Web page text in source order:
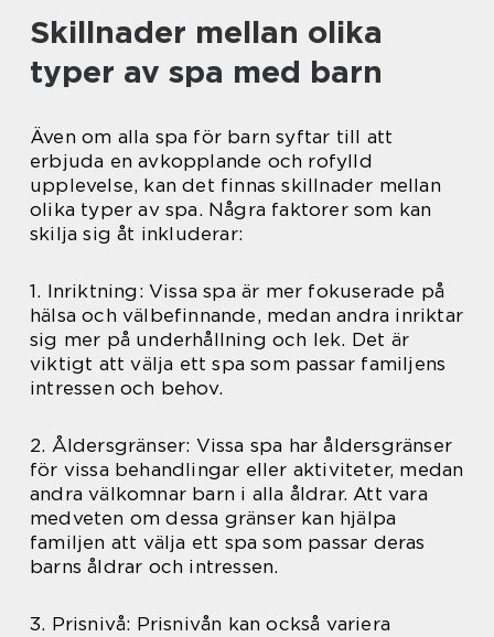
Skillnader mellan olika
typer av spa med barn
Även om alla spa för barn syftar till att
erbjuda en avkopplande och rofylld
upplevelse, kan det finnas skillnader mellan
olika typer av spa. Några faktorer som kan
skilja sig åt inkluderar:
1. Inriktning: Vissa spa är mer fokuserade på
hälsa och välbefinnande, medan andra inriktar
sig mer på underhållning och lek. Det är
viktigt att välja ett spa som passar familjens
intressen och behov.
2. Åldersgränser: Vissa spa har åldersgränser
för vissa behandlingar eller aktiviteter, medan
andra välkomnar barn i alla åldrar. Att vara
medveten om dessa gränser kan hjälpa
familjen att välja ett spa som passar deras
barns åldrar och intressen.
3. Prisnivå: Prisnivån kan också variera